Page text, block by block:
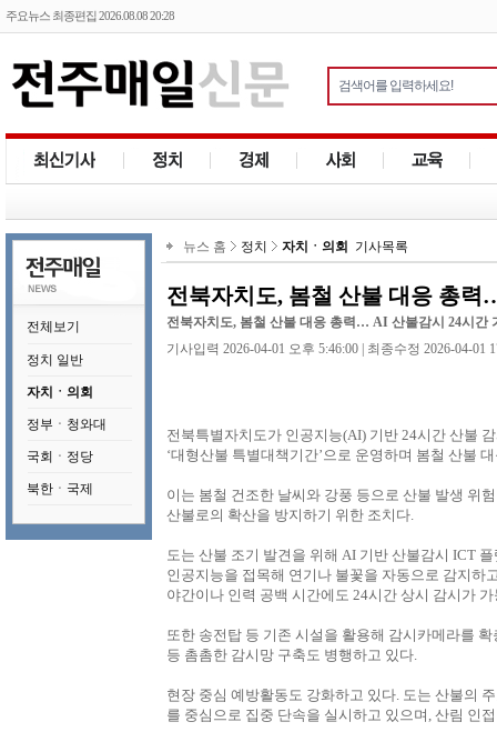
주요뉴스 최종편집 2026.08.08 20:28
전체보기
정치 일반
자치ㆍ의회
정부ㆍ청와대
국회ㆍ정당
북한ㆍ국제
뉴스 홈 정치 자치ㆍ의회 기사목록
전북자치도, 봄철 산불 대응 총
전북자치도, 봄철 산불 대응 총력… AI 산불감시 24시간
기사입력 2026-04-01 오후 5:46:00 | 최종수정 2026-04-01
전북특별자치도가 인공지능(AI) 기반 24시간 산불
‘대형산불 특별대책기간’으로 운영하며 봄철 산불
이는 봄철 건조한 날씨와 강풍 등으로 산불 발생 위
산불로의 확산을 방지하기 위한 조치다.
도는 산불 조기 발견을 위해 AI 기반 산불감시 ICT
인공지능을 접목해 연기나 불꽃을 자동으로 감지하
야간이나 인력 공백 시간에도 24시간 상시 감시가
또한 송전탑 등 기존 시설을 활용해 감시카메라를
등 촘촘한 감시망 구축도 병행하고 있다.
현장 중심 예방활동도 강화하고 있다. 도는 산불의
를 중심으로 집중 단속을 실시하고 있으며, 산림 인